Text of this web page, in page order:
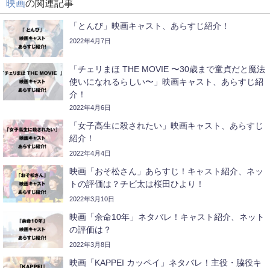
映画の関連記事
「とんび」映画キャスト、あらすじ紹介！
2022年4月7日
「チェリまほ THE MOVIE 〜30歳まで童貞だと魔法
使いになれるらしい〜」映画キャスト、あらすじ紹
介！
2022年4月6日
「女子高生に殺されたい」映画キャスト、あらすじ
紹介！
2022年4月4日
映画「おそ松さん」あらすじ！キャスト紹介、ネッ
トの評価は？チビ太は桜田ひより！
2022年3月10日
映画「余命10年」ネタバレ！キャスト紹介、ネット
の評価は？
2022年3月8日
映画「KAPPEI カッペイ」ネタバレ！主役・脇役キ